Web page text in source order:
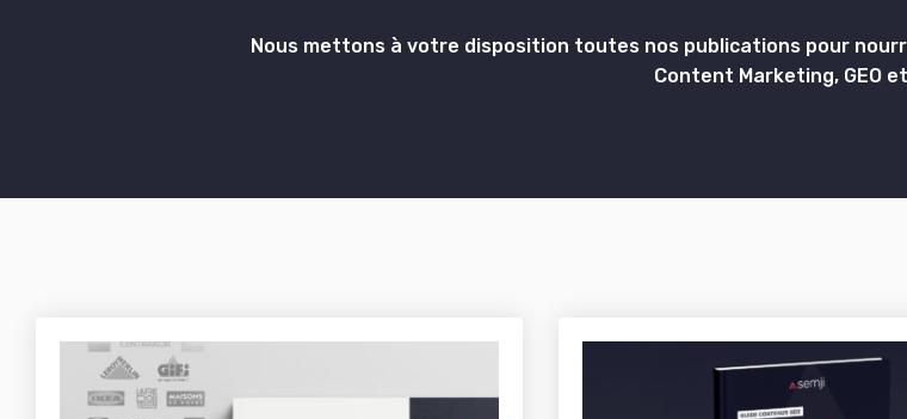
Nous mettons à votre disposition toutes nos publications pour
Content Marketing, GEO et